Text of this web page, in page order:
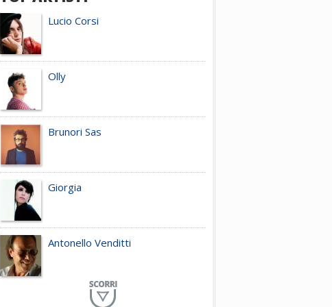
Lucio Corsi
Olly
Brunori Sas
Giorgia
Antonello Venditti
Planet Funk